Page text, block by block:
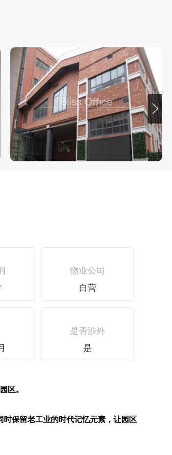
物业公司
自营
是否涉外
是
区。
时保留老工业的时代记忆元素，让园区